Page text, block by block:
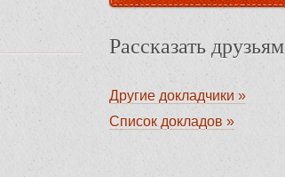
Рассказать друзьям
Другие докладчики »
Список докладов »